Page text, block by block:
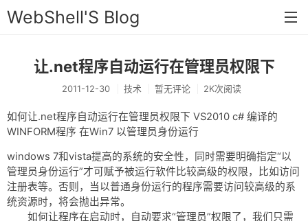
WebShell'S Blog
首页
分类
安全
技术
让.net程序自动运行在管理员权限下
2011-12-30 技术 暂无评论 2K次阅读
如何让.net程序自动运行在管理员权限下 VS2010 c# 编译的
WINFORM程序 在Win7 以管理员身份运行
windows 7和vista提高的系统的安全性，同时需要明确指定“以
管理员身份运行”才可赋予被运行软件比较高级的权限，比如访问
注册表等。否则，当以普通身份运行的程序需要访问较高级的系
统资源时，将会抛出异常。
如何让程序在启动时，自动要求“管理员”权限了，我们只需